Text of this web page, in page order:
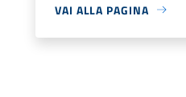
VAI ALLA PAGINA